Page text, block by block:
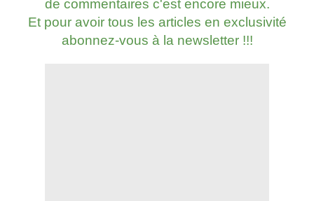
de commentaires c'est encore mieux.
Et pour avoir tous les articles en exclusivité
abonnez-vous à la newsletter !!!